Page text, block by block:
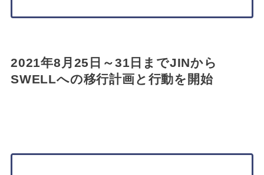
2021年8月25日～31日までJINから
SWELLへの移行計画と行動を開始